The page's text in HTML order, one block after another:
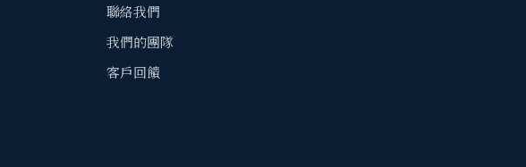
聯絡我們
我們的團隊
客戶回饋